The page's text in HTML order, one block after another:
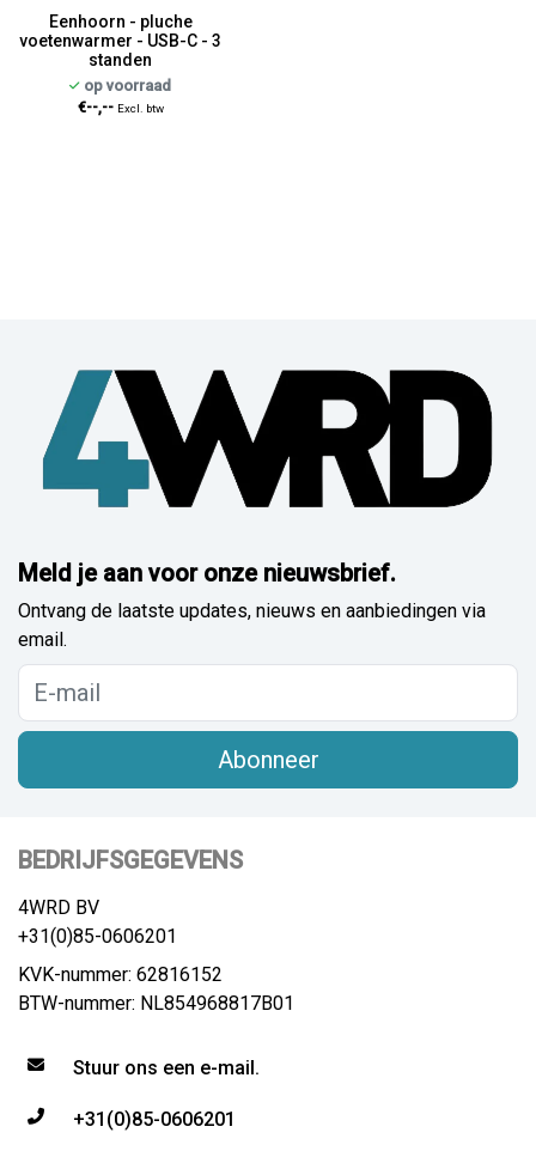
Eenhoorn - pluche
voetenwarmer - USB-C - 3
standen
op voorraad
€--,-- Excl. btw
Meld je aan voor onze nieuwsbrief.
Ontvang de laatste updates, nieuws en aanbiedingen via
email.
Abonneer
BEDRIJFSGEGEVENS
4WRD BV
+31(0)85-0606201
KVK-nummer: 62816152
BTW-nummer: NL854968817B01
Stuur ons een e-mail.
+31(0)85-0606201